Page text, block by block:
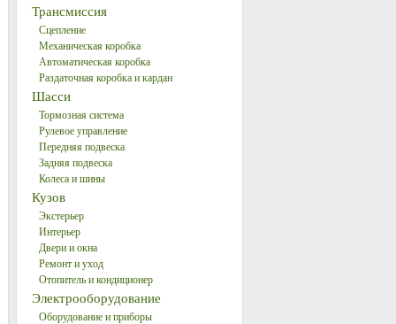
Трансмиссия
Сцепление
Механическая коробка
Автоматическая коробка
Раздаточная коробка и кардан
Шасси
Тормозная система
Рулевое управление
Передняя подвеска
Задняя подвеска
Колеса и шины
Кузов
Экстерьер
Интерьер
Двери и окна
Ремонт и уход
Отопитель и кондиционер
Электрооборудование
Оборудование и приборы